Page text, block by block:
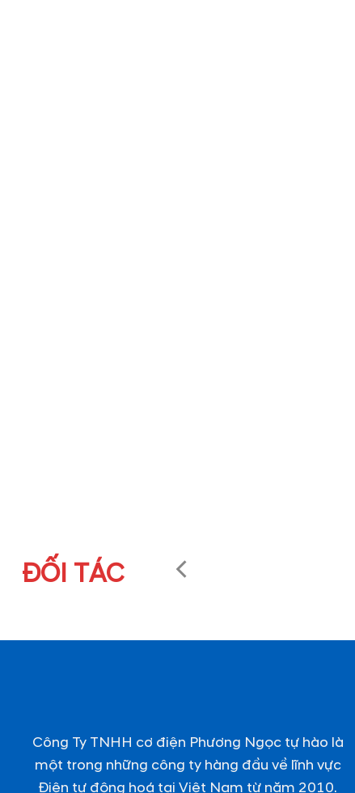
ĐỐI TÁC
Công Ty TNHH cơ điện Phương Ngọc tự hào là
một trong những công ty hàng đầu về lĩnh vực
Điện tự động hoá tại Việt Nam từ năm 2010.